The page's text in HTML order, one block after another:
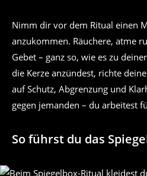
Nimm dir vor dem Ritual einen
anzukommen. Räuchere, atme
Gebet – ganz so, wie es zu
die Kerze anzündest, richte
auf Schutz, Abgrenzung und
gegen jemanden – du arbeitest
So führst du das